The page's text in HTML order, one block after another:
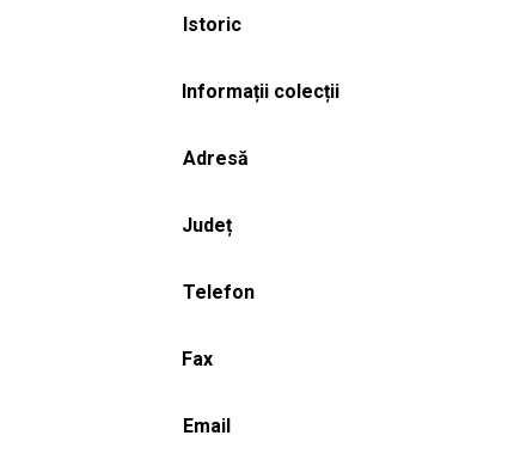
Istoric
Informații colecții
Adresă
Județ
Telefon
Fax
Email